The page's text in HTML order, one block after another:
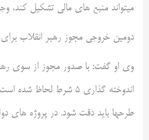
میتواند منبع های مالی تشکیل کند،‌
دومین خروجی مجوز رهبر انقلاب
وی او گفت: با صدور مجوز از سوی
اندوخته گذاری 5
طرحها باید دقت شود. در پروژه های